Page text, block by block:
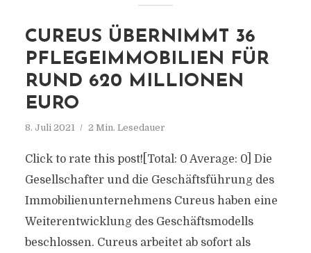
CUREUS ÜBERNIMMT 36
PFLEGEIMMOBILIEN FÜR
RUND 620 MILLIONEN
EURO
8. Juli 2021 2 Min. Lesedauer
Click to rate this post![Total: 0 Average: 0] Die
Gesellschafter und die Geschäftsführung des
Immobilienunternehmens Cureus haben eine
Weiterentwicklung des Geschäftsmodells
beschlossen. Cureus arbeitet ab sofort als